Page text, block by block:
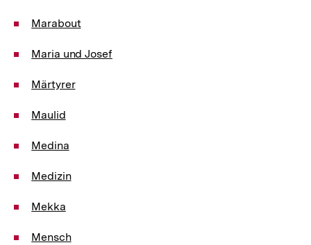
Marabout
Maria und Josef
Märtyrer
Maulid
Medina
Medizin
Mekka
Mensch